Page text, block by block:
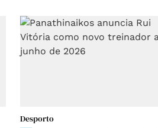
Desporto